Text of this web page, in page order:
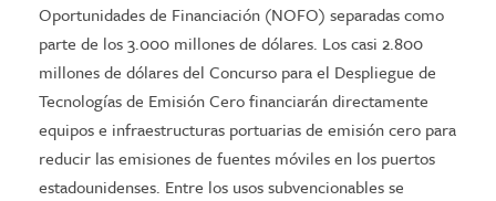
Oportunidades de Financiación (NOFO) separadas como
parte de los 3.000 millones de dólares. Los casi 2.800
millones de dólares del Concurso para el Despliegue de
Tecnologías de Emisión Cero financiarán directamente
equipos e infraestructuras portuarias de emisión cero para
reducir las emisiones de fuentes móviles en los puertos
estadounidenses. Entre los usos subvencionables se